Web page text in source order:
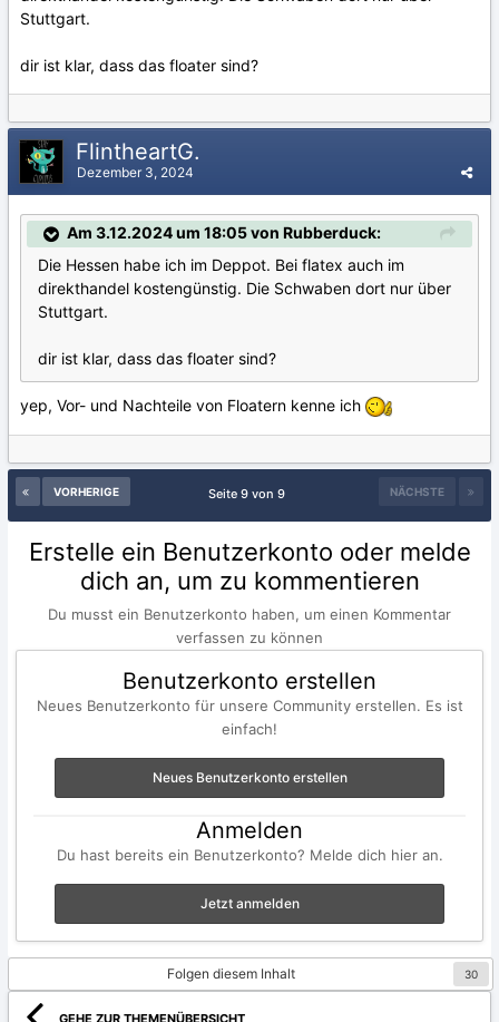
Stuttgart.
dir ist klar, dass das floater sind?
FlintheartG.
Dezember 3, 2024
Am 3.12.2024 um 18:05 von Rubberduck:
Die Hessen habe ich im Deppot. Bei flatex auch im
direkthandel kostengünstig. Die Schwaben dort nur über
Stuttgart.
dir ist klar, dass das floater sind?
yep, Vor- und Nachteile von Floatern kenne ich
VORHERIGE NÄCHSTE
Seite 9 von 9
Erstelle ein Benutzerkonto oder melde
dich an, um zu kommentieren
Du musst ein Benutzerkonto haben, um einen Kommentar
verfassen zu können
Benutzerkonto erstellen
Neues Benutzerkonto für unsere Community erstellen. Es ist
einfach!
Neues Benutzerkonto erstellen
Anmelden
Du hast bereits ein Benutzerkonto? Melde dich hier an.
Jetzt anmelden
Folgen diesem Inhalt 30
GEHE ZUR THEMENÜBERSICHT